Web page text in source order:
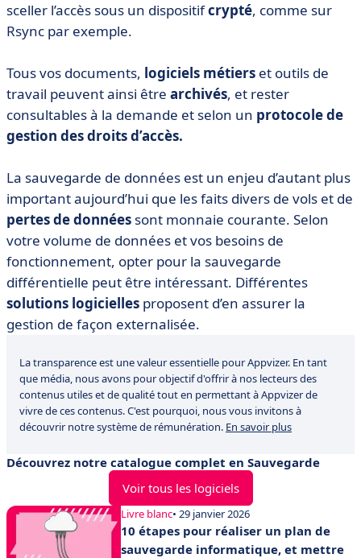
sceller l’accès sous un dispositifcrypté, comme sur
Rsync par exemple.
Tous vos documents, logiciels métiers et outils de
travail peuvent ainsi être archivés, et rester
consultables à la demande et selon un protocole de
gestion des droits d’accès.
La sauvegarde de données est un enjeu d’autant plus
important aujourd’hui que les faits divers de vols et de
pertes de données sont monnaie courante. Selon
votre volume de données et vos besoins de
fonctionnement, opter pour la sauvegarde
différentielle peut être intéressant. Différentes
solutions logicielles proposent d’en assurer la
gestion de façon externalisée.
La transparence est une valeur essentielle pour Appvizer. En tant
que média, nous avons pour objectif d'offrir à nos lecteurs des
contenus utiles et de qualité tout en permettant à Appvizer de
vivre de ces contenus. C'est pourquoi, nous vous invitons à
découvrir notre système de rémunération. En savoir plus
Découvrez notre catalogue complet en Sauvegarde
Voir tous les logiciels
Livre blanc• 29 janvier 2026
10 étapes pour réaliser un plan de
sauvegarde informatique, et mettre